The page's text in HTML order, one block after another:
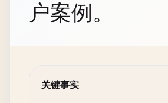
户案例。
关键事实